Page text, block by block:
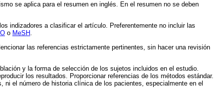
se aplica para el resumen en inglés. En el resumen no se deben
indizadores a clasificar el artículo. Preferentemente no incluir las
o MeSH.
las referencias estrictamente pertinentes, sin hacer una revisión
y la forma de selección de los sujetos incluidos en el estudio.
los resultados. Proporcionar referencias de los métodos estándar.
el número de historia clínica de los pacientes, especialmente en el